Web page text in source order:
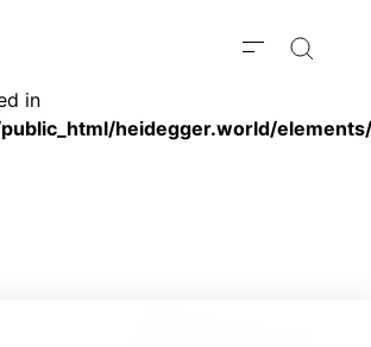
null to parameter #1 ($string) of type
in
heidegger.world/